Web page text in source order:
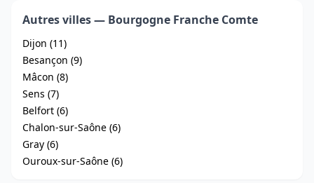
Autres villes — Bourgogne Franche Comte
Dijon (11)
Besançon (9)
Mâcon (8)
Sens (7)
Belfort (6)
Chalon-sur-Saône (6)
Gray (6)
Ouroux-sur-Saône (6)